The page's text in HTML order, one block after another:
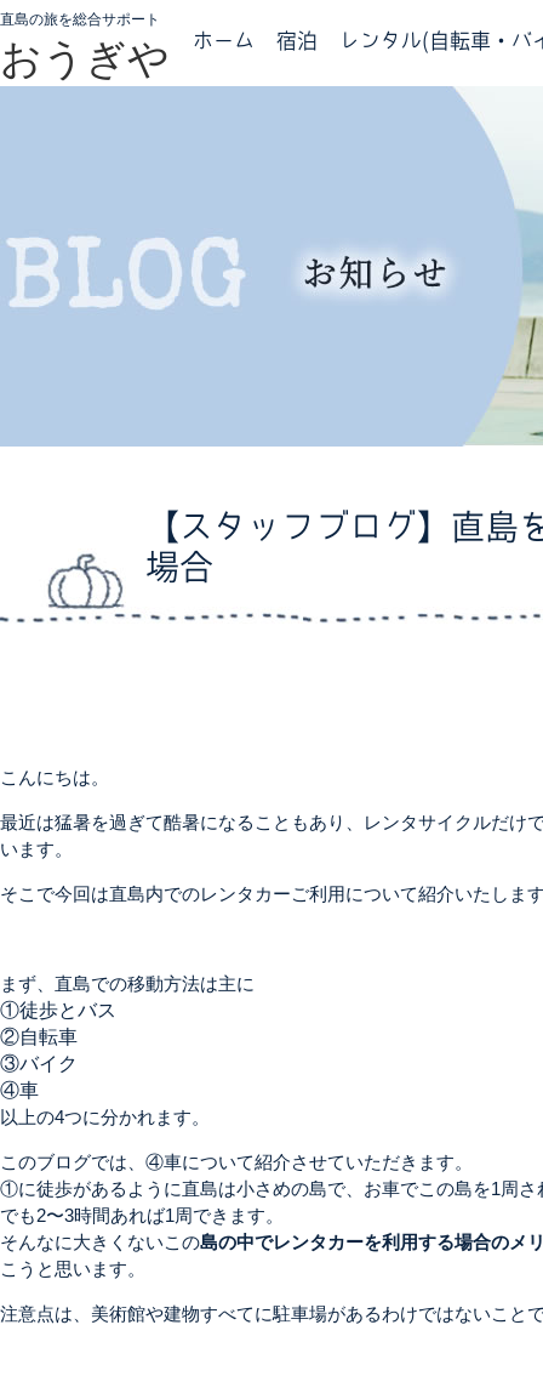
直島の旅を総合サポート
おうぎや ホーム 宿泊 レンタル(自転車・バ
【スタッフブログ】直島
場合
こんにちは。
最近は猛暑を過ぎて酷暑になることもあり、レンタサイクルだけ
います。
そこで今回は直島内でのレンタカーご利用について紹介いたしま
まず、直島での移動方法は主に
①徒歩とバス
②自転車
③バイク
④車
以上の4つに分かれます。
このブログでは、 ④車について紹介させていただきます。
①に徒歩があるように直島は小さめの島で、お車でこの島を1周
でも2〜3時間あれば1周できます。
そんなに大きくないこの島の中でレンタカーを利用する場合のメ
こうと思います。
注意点は、美術館や建物すべてに駐車場があるわけではないこと